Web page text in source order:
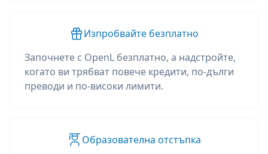
Изпробвайте безплатно
Започнете с OpenL безплатно, а надстройте,
когато ви трябват повече кредити, по-дълги
преводи и по-високи лимити.
Образователна отстъпка